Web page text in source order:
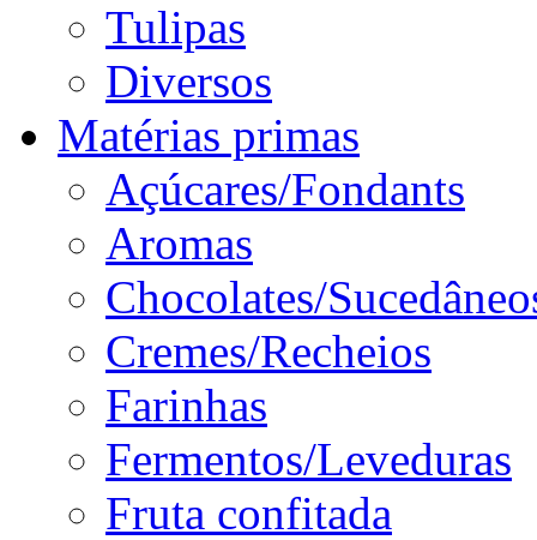
Tulipas
Diversos
Matérias primas
Açúcares/Fondants
Aromas
Chocolates/
Cremes/Recheios
Farinhas
Fermentos/Leveduras
Fruta confitada